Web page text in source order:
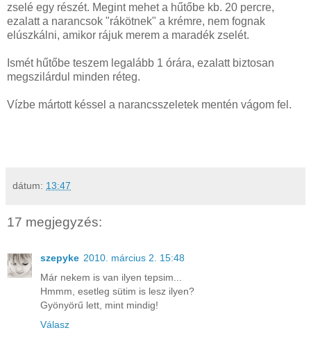
zselé egy részét. Megint mehet a hűtőbe kb. 20 percre,
ezalatt a narancsok "rákötnek" a krémre, nem fognak
elúszkálni, amikor rájuk merem a maradék zselét.
Ismét hűtőbe teszem legalább 1 órára, ezalatt biztosan
megszilárdul minden réteg.
Vízbe mártott késsel a narancsszeletek mentén vágom fel.
dátum: 13:47
17 megjegyzés:
szepyke 2010. március 2. 15:48
Már nekem is van ilyen tepsim...
Hmmm, esetleg sütim is lesz ilyen?
Gyönyörű lett, mint mindig!
Válasz